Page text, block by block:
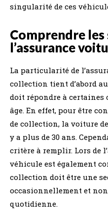
singularité de ces
Comprendre
l’assurance
La particularité de
collection tient d’abord
doit répondre à
âge. En effet, pour être
de collection, la voiture
y a plus de 30 ans.
critère à remplir. Lors de
véhicule est également
collection doit être une
occasionnellement et
quotidienne.